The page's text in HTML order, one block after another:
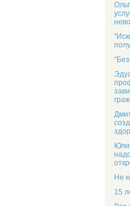
Не
15